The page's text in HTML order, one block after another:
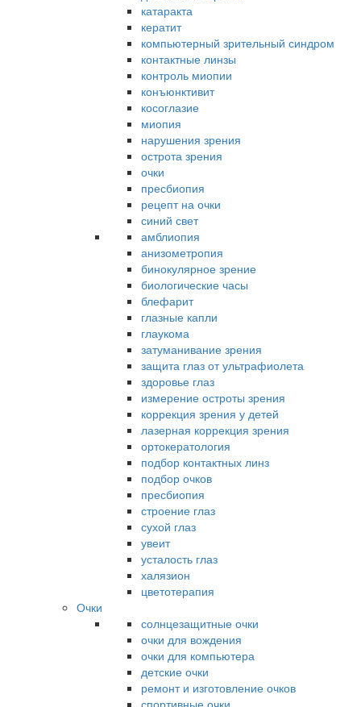
катаракта
кератит
компьютерный зрительный синдром
контактные линзы
контроль миопии
конъюнктивит
косоглазие
миопия
нарушения зрения
острота зрения
очки
пресбиопия
рецепт на очки
синий свет
амблиопия
анизометропия
бинокулярное зрение
биологические часы
блефарит
глазные капли
глаукома
затуманивание зрения
защита глаз от ультрафиолета
здоровье глаз
измерение остроты зрения
коррекция зрения у детей
лазерная коррекция зрения
ортокератология
подбор контактных линз
подбор очков
пресбиопия
строение глаз
сухой глаз
увеит
усталость глаз
халязион
цветотерапия
Очки
солнцезащитные очки
очки для вождения
очки для компьютера
детские очки
ремонт и изготовление очков